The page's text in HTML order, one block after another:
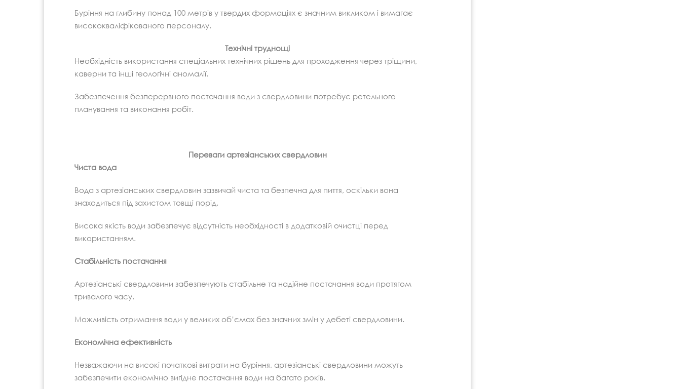
Буріння на глибину понад 100 метрів у твердих формаціях є значним викликом і вимагає
висококваліфікованого персоналу.
Технічні труднощі
Необхідність використання спеціальних технічних рішень для проходження через тріщини,
каверни та інші геологічні аномалії.
Забезпечення безперервного постачання води з свердловини потребує ретельного
планування та виконання робіт.
Переваги артезіанських свердловин
Чиста вода
Вода з артезіанських свердловин зазвичай чиста та безпечна для пиття, оскільки вона
знаходиться під захистом товщі порід.
Висока якість води забезпечує відсутність необхідності в додатковій очистці перед
використанням.
Стабільність постачання
Артезіанські свердловини забезпечують стабільне та надійне постачання води протягом
тривалого часу.
Можливість отримання води у великих об’ємах без значних змін у дебеті свердловини.
Економічна ефективність
Незважаючи на високі початкові витрати на буріння, артезіанські свердловини можуть
забезпечити економічно вигідне постачання води на багато років.